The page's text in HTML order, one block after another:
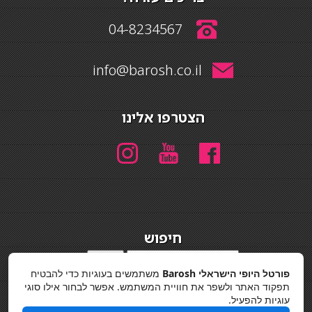
04-8234567
info@barosh.co.il
הצטרפו אלינו
חיפוש
מדיניות פרטיות
פורטל היופי הישראלי Barosh
משתמשים בעוגיות כדי להבטיח
תפקוד האתר ולשפר את חוויית המשתמש. אפשר לבחור אילו סוגי
עוגיות להפעיל.